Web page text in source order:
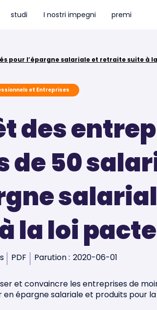
studi I nostri impegni premi
et Entreprises
des
de 50
la loi pacte
PDF Parution : 2020-06-01
et convaincre les entreprises de
en épargne salariale et produits pour
Intérêt des entreprises de moins de 50 salariés pour